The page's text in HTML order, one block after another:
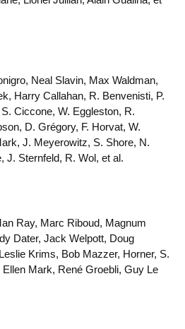
Neal Slavin, Max Waldman,
Harry Callahan, R. Benvenisti, P.
Ciccone, W. Eggleston, R.
D. Grégory, F. Horvat, W.
J. Meyerowitz, S. Shore, N.
J. Sternfeld, R. Wol, et al.
Ray, Marc Riboud, Magnum
Dater, Jack Welpott, Doug
Krims, Bob Mazzer, Horner, S.
Mark, René Groebli, Guy Le